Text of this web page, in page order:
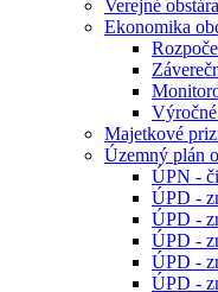
Verejné
Ekonomika
Majetkové
Územný plán
ÚPN -
ÚPD -
ÚPD -
ÚPD -
ÚPD -
ÚPD -